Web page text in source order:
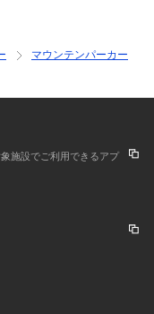
マウンテンパーカー
施設でご利用できるアプ